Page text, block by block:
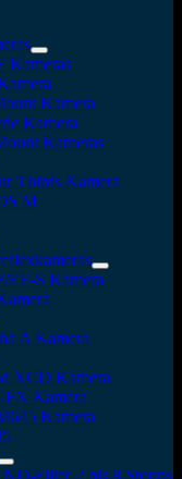
Kameras
Kamera
Kamera
Kameras
Thirds Kamera
M
EF-S Kamera
A Kamera
XCD Kamera
Kamera
Kamera
Filter 2 bis 8 Stopps